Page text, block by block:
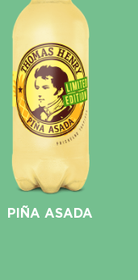
PIÑA ASADA